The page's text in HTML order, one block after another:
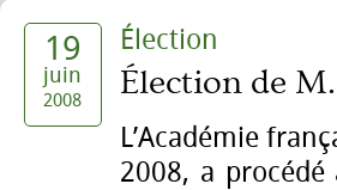
19
juin
2008
Élection
Élection de
L’Académie
2008, a